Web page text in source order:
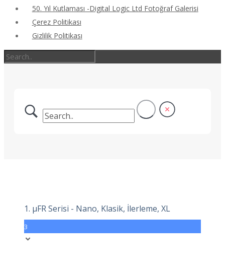
50. Yıl Kutlaması -Digital Logic Ltd Fotoğraf Galerisi
Çerez Politikası
Gizlilik Politikası
1. μFR Serisi - Nano, Klasik, İlerleme, XL
3